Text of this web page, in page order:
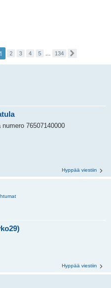
1 2 3 4 5 134
u
76507140000
Hyppää viestiin
Hyppää viestiin